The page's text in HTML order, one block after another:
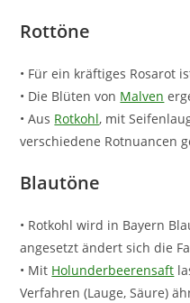
Rottöne
• Für ein kräftiges Rosarot
• Die Blüten von Malven
• Aus Rotkohl, mit
verschiedene Rotnuancen
Blautöne
• Rotkohl wird in Bayern
angesetzt ändert sich die
• Mit Holunderbeerensaft
Verfahren (Lauge, Säure)